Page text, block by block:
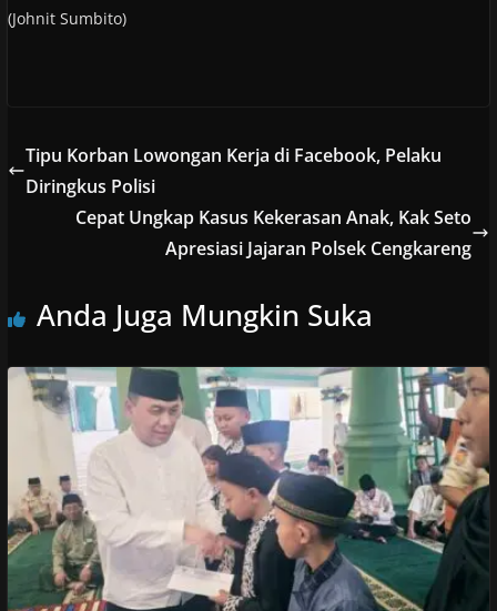
(Johnit Sumbito)
Tipu Korban Lowongan Kerja di Facebook, Pelaku
Diringkus Polisi
Cepat Ungkap Kasus Kekerasan Anak, Kak Seto
Apresiasi Jajaran Polsek Cengkareng
Anda Juga Mungkin Suka